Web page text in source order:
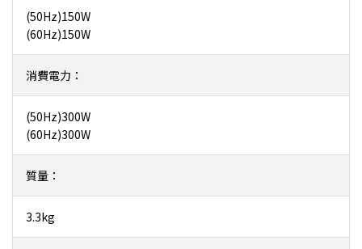
(50Hz)150W
(60Hz)150W
消費電力：
(50Hz)300W
(60Hz)300W
質量：
3.3kg